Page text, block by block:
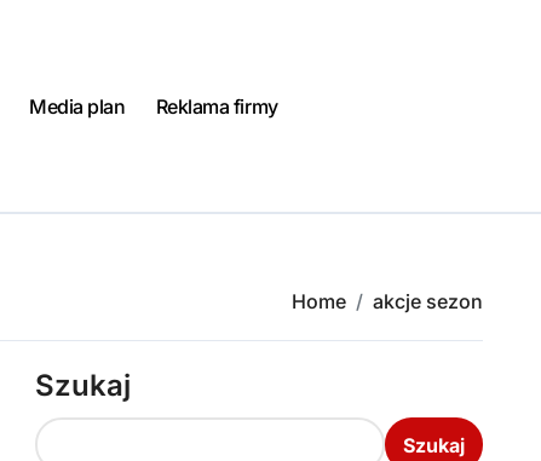
Media plan Reklama firmy
Home akcje sezon
Szukaj
Szukaj